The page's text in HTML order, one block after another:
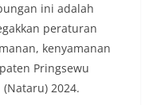
ini adalah
peraturan
kenyamanan
Pringsewu
2024.